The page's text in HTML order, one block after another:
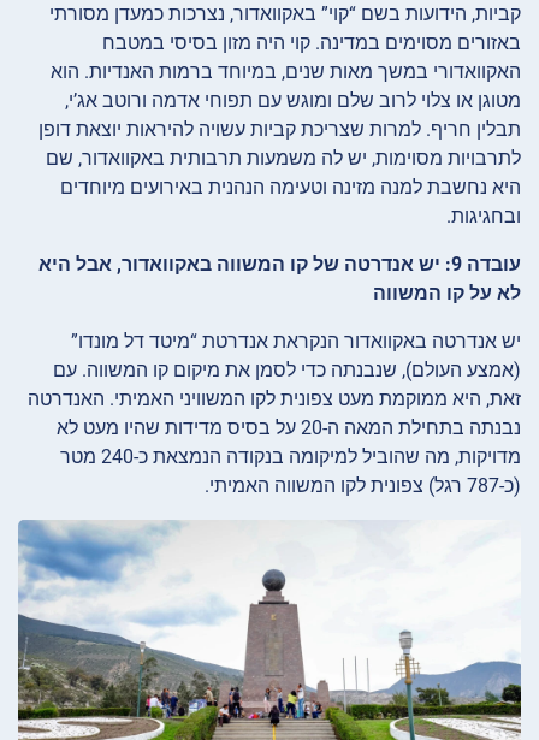
קביות, הידועות בשם “קוי” באקוואדור, נצרכות כמעדן מסורתי
באזורים מסוימים במדינה. קוי היה מזון בסיסי במטבח
האקוואדורי במשך מאות שנים, במיוחד ברמות האנדיות. הוא
מטוגן או צלוי לרוב שלם ומוגש עם תפוחי אדמה ורוטב אג’י,
תבלין חריף. למרות שצריכת קביות עשויה להיראות יוצאת דופן
לתרבויות מסוימות, יש לה משמעות תרבותית באקוואדור, שם
היא נחשבת למנה מזינה וטעימה הנהנית באירועים מיוחדים
ובחגיגות.
עובדה 9: יש אנדרטה של קו המשווה באקוואדור, אבל היא
לא על קו המשווה
יש אנדרטה באקוואדור הנקראת אנדרטת “מיטד דל מונדו”
(אמצע העולם), שנבנתה כדי לסמן את מיקום קו המשווה. עם
זאת, היא ממוקמת מעט צפונית לקו המשוויני האמיתי. האנדרטה
נבנתה בתחילת המאה ה-20 על בסיס מדידות שהיו מעט לא
מדויקות, מה שהוביל למיקומה בנקודה הנמצאת כ-240 מטר
(כ-787 רגל) צפונית לקו המשווה האמיתי.